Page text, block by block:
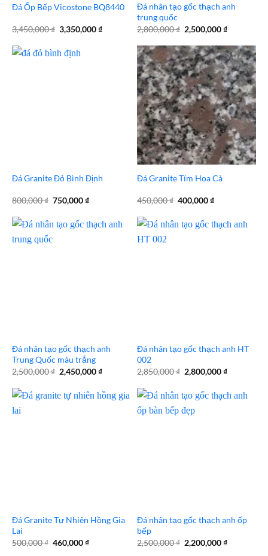
Đá Ốp Bếp Vicostone BQ8440
3,450,000₫ Giá
gốc
3,450,000 ₫.
3,350,000₫Giá
3,350,000 ₫.
Đá nhân tạo gốc thạch anh
trung quốc
2,800,000₫ Giá
gốc
là:
2,800,000 ₫.
2,500,000₫Giá
tại
là:
2,500,000
Đá Granite Đỏ Bình Định
800,000₫ Giá
800,000 ₫.
750,000₫Giá
là:
Đá Granite Tím Hoa Cà
450,000₫ Giá
450,000 ₫.
400,000₫Giá
là:
Đá nhân tạo gốc thạch anh
Trung Quốc màu trắng
2,500,000₫ Giá
gốc
2,500,000 ₫.
2,450,000₫Giá
là:
2,450,000 ₫.
Đá nhân tạo gốc thạch anh HT
002
2,850,000₫ Giá
gốc
2,850,000 ₫.
2,800,000₫Giá
là:
Đá Granite Tự Nhiên Hồng Gia
Lai
500,000₫ Giá
460,000₫Giá
Đá nhân tạo gốc thạch anh ốp
bếp
2,500,000₫ Giá
gốc
2,200,000₫Giá